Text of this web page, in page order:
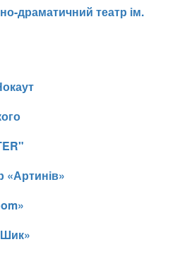
драматичний театр ім.
«Артинів»
Шик»